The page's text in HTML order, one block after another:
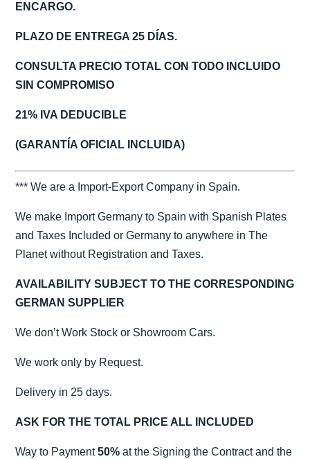
ENCARGO.
PLAZO DE ENTREGA 25 DÍAS.
CONSULTA PRECIO TOTAL CON TODO INCLUIDO
SIN COMPROMISO
21% IVA DEDUCIBLE
(GARANTÍA OFICIAL INCLUIDA)
*** We are a Import-Export Company in Spain.
We make Import Germany to Spain with Spanish Plates
and Taxes Included or Germany to anywhere in The
Planet without Registration and Taxes.
AVAILABILITY SUBJECT TO THE CORRESPONDING
GERMAN SUPPLIER
We don’t Work Stock or Showroom Cars.
We work only by Request.
Delivery in 25 days.
ASK FOR THE TOTAL PRICE ALL INCLUDED
Way to Payment50% at the Signing the Contract and the